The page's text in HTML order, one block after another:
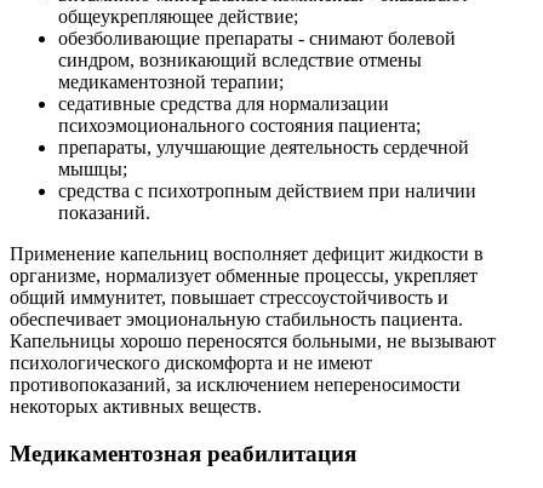
общеукрепляющее действие;
обезболивающие препараты - снимают болевой
синдром, возникающий вследствие отмены
медикаментозной терапии;
седативные средства для нормализации
психоэмоционального состояния пациента;
препараты, улучшающие деятельность сердечной
мышцы;
средства с психотропным действием при наличии
показаний.
Применение капельниц восполняет дефицит жидкости в
организме, нормализует обменные процессы, укрепляет
общий иммунитет, повышает стрессоустойчивость и
обеспечивает эмоциональную стабильность пациента.
Капельницы хорошо переносятся больными, не вызывают
психологического дискомфорта и не имеют
противопоказаний, за исключением непереносимости
некоторых активных веществ.
Медикаментозная реабилитация